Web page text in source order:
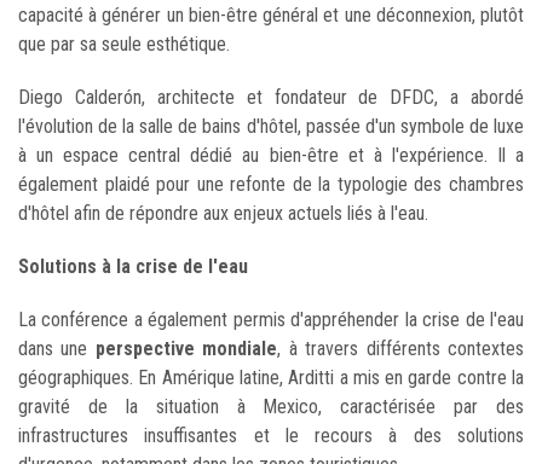
capacité à générer un bien-être général et une déconnexion, plutôt
que par sa seule esthétique.
Diego Calderón, architecte et fondateur de DFDC, a abordé
l'évolution de la salle de bains d'hôtel, passée d'un symbole de luxe
à un espace central dédié au bien-être et à l'expérience. Il a
également plaidé pour une refonte de la typologie des chambres
d'hôtel afin de répondre aux enjeux actuels liés à l'eau.
Solutions à la crise de l'eau
La conférence a également permis d'appréhender la crise de l'eau
dans une perspective mondiale, à travers différents contextes
géographiques. En Amérique latine, Arditti a mis en garde contre la
gravité de la situation à Mexico, caractérisée par des
infrastructures insuffisantes et le recours à des solutions